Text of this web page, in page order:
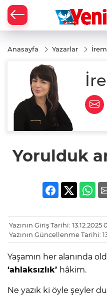
Anasayfa Yazarlar
Yorulduk
Yazının Giriş Tarihi: 13.12.2025
Yazının Güncellenme Tarihi:
Yaşamın her alanında
‘ahlaksızlık’ hâkim.
Ne yazık ki öyle şeyler